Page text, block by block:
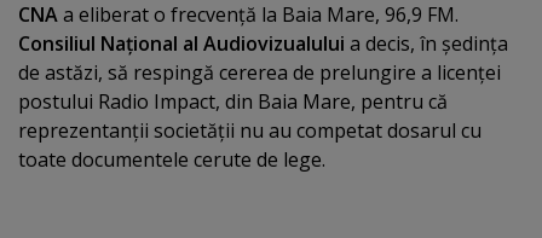
CNAa eliberat o frecvenţă la Baia Mare, 96,9 FM.
Consiliul Naţional al Audiovizualului a decis, în şedinţa
de astăzi, să respingă cererea de prelungire a licenţei
postului Radio Impact, din Baia Mare, pentru că
reprezentanţii societăţii nu au competat dosarul cu
toate documentele cerute de lege.